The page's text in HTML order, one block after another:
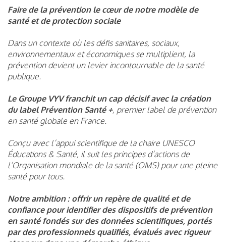
Faire de la prévention le cœur de notre modèle de
santé et de protection sociale
Dans un contexte où les défis sanitaires, sociaux,
environnementaux et économiques se multiplient, la
prévention devient un levier incontournable de la santé
publique.
Le Groupe VYV franchit un cap décisif avec la création
du label Prévention Santé +, premier label de prévention
en santé globale en France.
Conçu avec l’appui scientifique de la chaire UNESCO
Éducations & Santé, il suit les principes d’actions de
l’Organisation mondiale de la santé (OMS) pour une pleine
santé pour tous.
Notre ambition : offrir un repère de qualité et de
confiance pour identifier des dispositifs de prévention
en santé fondés sur des données scientifiques, portés
par des professionnels qualifiés, évalués avec rigueur